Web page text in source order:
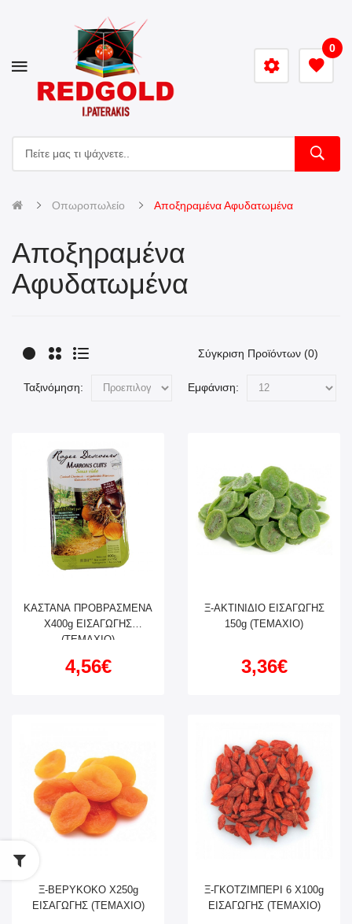
0
Οπωροπωλείο Αποξηραμένα Αφυδατωμένα
Αποξηραμένα
Αφυδατωμένα
Σύγκριση Προϊόντων (0)
Ταξινόμηση: Εμφάνιση:
ΚΑΣΤΑΝΑ ΠΡΟΒΡΑΣΜΕΝΑ
X400g ΕΙΣΑΓΩΓΗΣ
(ΤΕΜΑΧΙΟ)
4,56€
Ξ-ΑΚΤΙΝΙΔΙΟ ΕΙΣΑΓΩΓΗΣ
150g (ΤΕΜΑΧΙΟ)
3,36€
Ξ-ΒΕΡΥΚΟΚΟ X250g
ΕΙΣΑΓΩΓΗΣ (ΤΕΜΑΧΙΟ)
Ξ-ΓΚΟΤΖΙΜΠΕΡΙ 6 X100g
ΕΙΣΑΓΩΓΗΣ (ΤΕΜΑΧΙΟ)